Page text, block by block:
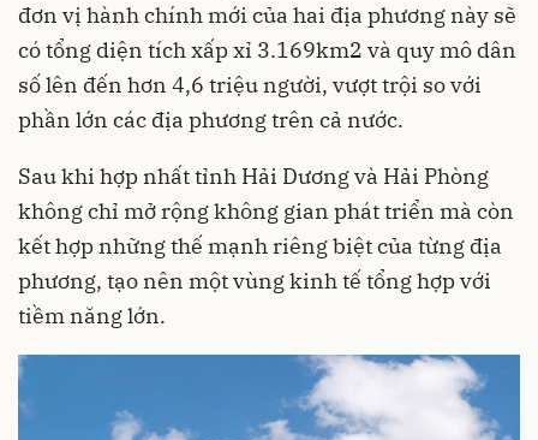
đơn vị hành chính mới của hai địa phương này sẽ
có tổng diện tích xấp xỉ 3.169km2 và quy mô dân
số lên đến hơn 4,6 triệu người, vượt trội so với
phần lớn các địa phương trên cả nước.
Sau khi hợp nhất tỉnh Hải Dương và Hải Phòng
không chỉ mở rộng không gian phát triển mà còn
kết hợp những thế mạnh riêng biệt của từng địa
phương, tạo nên một vùng kinh tế tổng hợp với
tiềm năng lớn.